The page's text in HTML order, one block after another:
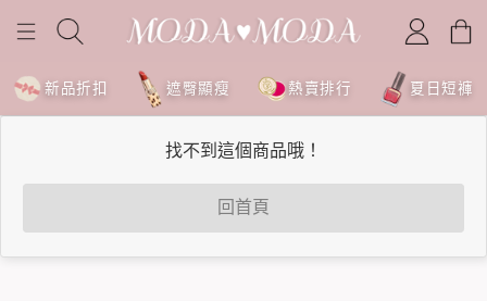
新品折扣 遮臀顯瘦 熱賣排行 夏日短褲
找不到這個商品哦！
回首頁